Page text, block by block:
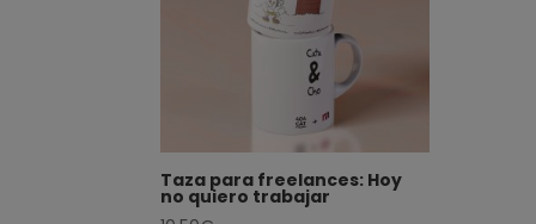
Taza para freelances: Hoy
no quiero trabajar